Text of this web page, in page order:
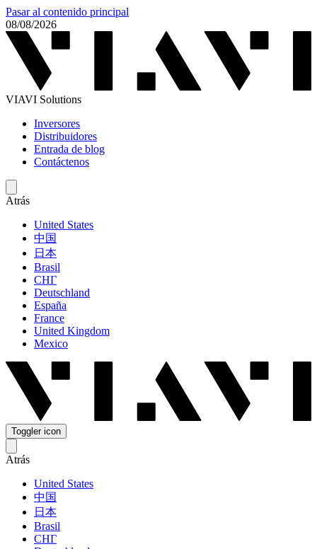
Pasar al contenido principal
08/08/2026
VIAVI Solutions
Inversores
Distribuidores
Entrada de blog
Contáctenos
Atrás
United States
中国
日本
Brasil
СНГ
Deutschland
España
France
United Kingdom
Mexico
Toggler icon
Atrás
United States
中国
日本
Brasil
СНГ